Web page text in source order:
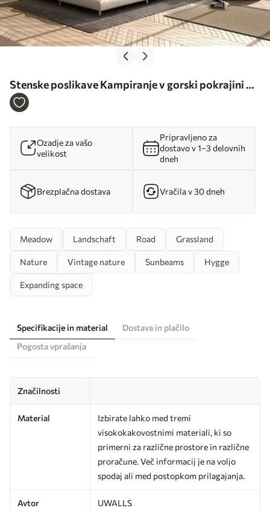
Stenske poslikave Kampiranje v gorski pokrajini Št.
u96206
Ozadje za vašo
velikost
Pripravljeno za
dostavo v 1–3 delovnih
dneh
Brezplačna dostava Vračila v 30 dneh
Meadow Landschaft Road Grassland
Nature Vintage nature Sunbeams Hygge
Expanding space
Specifikacije in material
Dostava in plačilo
Pogosta vprašanja
Značilnosti
Material
Izbirate lahko med tremi
visokokakovostnimi materiali, ki so
primerni za različne prostore in različne
proračune. Več informacij je na voljo
spodaj ali med postopkom prilagajanja.
Avtor UWALLS